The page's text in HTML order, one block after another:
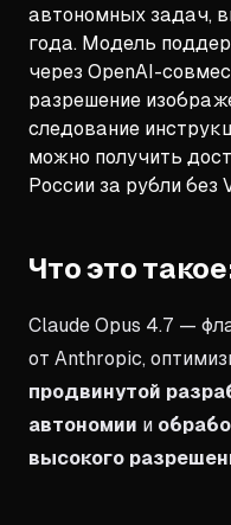
автономных задач,
года. Модель
через OpenAI-
разрешение
следование
можно получить
России за рубли без
Что это
Claude Opus 4.7 —
от Anthropic,
продвинутой
автономии и
высокого